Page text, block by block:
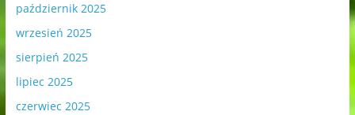
październik 2025
wrzesień 2025
sierpień 2025
lipiec 2025
czerwiec 2025